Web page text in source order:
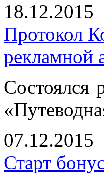
18.12.2015
Протокол
рекламной
Состоялся
07.12.2015
Старт